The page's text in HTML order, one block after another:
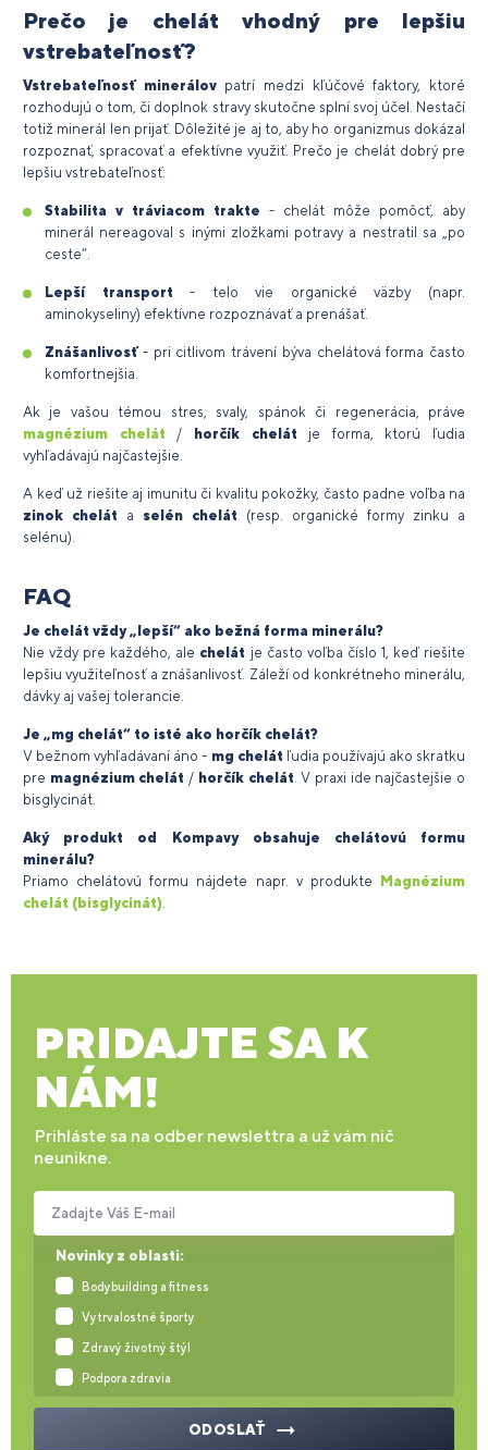
Prečo je chelát vhodný pre lepšiu
vstrebateľnosť?
Vstrebateľnosť minerálovpatrí medzi kľúčové faktory, ktoré
rozhodujú o tom, či doplnok stravy skutočne splní svoj účel. Nestačí
totiž minerál len prijať. Dôležité je aj to, aby ho organizmus dokázal
rozpoznať, spracovať a efektívne využiť. Prečo je chelát dobrý pre
lepšiu vstrebateľnosť:
Stabilita v tráviacom trakte - chelát môže pomôcť, aby
minerál nereagoval s inými zložkami potravy a nestratil sa „po
ceste“.
Lepší transport - telo vie organické väzby (napr.
aminokyseliny) efektívne rozpoznávať a prenášať.
Znášanlivosť- pri citlivom trávení býva chelátová forma často
komfortnejšia.
Ak je vašou témou stres, svaly, spánok či regenerácia, práve
magnézium chelát / horčík chelát je forma, ktorú ľudia
vyhľadávajú najčastejšie.
A keď už riešite aj imunitu či kvalitu pokožky, často padne voľba na
zinok chelát a selén chelát (resp. organické formy zinku a
selénu).
FAQ
Je chelát vždy „lepší“ ako bežná forma minerálu?
Nie vždy pre každého, ale chelát je často voľba číslo 1, keď riešite
lepšiu využiteľnosť a znášanlivosť. Záleží od konkrétneho minerálu,
dávky aj vašej tolerancie.
Je „mg chelát“ to isté ako horčík chelát?
V bežnom vyhľadávaní áno - mg chelát ľudia používajú ako skratku
pre magnézium chelát / horčík chelát. V praxi ide najčastejšie o
bisglycinát.
Aký produkt od Kompavy obsahuje chelátovú formu
minerálu?
Priamo chelátovú formu nájdete napr. v produkte
Magnézium
chelát (bisglycinát).
PRIDAJTE SA K
NÁM!
Prihláste sa na odber newslettra a už vám nič
neunikne.
Novinky z oblasti:
Bodybuilding a fitness
Vytrvalostné športy
Zdravý životný štýl
Podpora zdravia
Zadajte Váš E-mail
ODOSLAŤ